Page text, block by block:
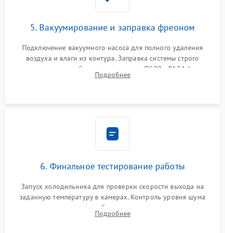
5. Вакуумирование и заправка фреоном
Подключение вакуумного насоса для полного удаления
воздуха и влаги из контура. Заправка системы строго
дозированным объемом хладагента (R600a, R134a) по
электронным весам. Контроль рабочего давления в системе.
Подробнее
6. Финальное тестирование работы
Запуск холодильника для проверки скорости выхода на
заданную температуру в камерах. Контроль уровня шума
компрессора, отсутствия обмерзания стенок и корректного
срабатывания системы автоматической оттайки.
Подробнее